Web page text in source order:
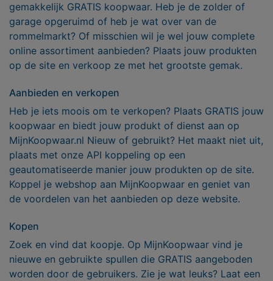
gemakkelijk GRATIS koopwaar. Heb je de zolder of
garage opgeruimd of heb je wat over van de
rommelmarkt? Of misschien wil je wel jouw complete
online assortiment aanbieden? Plaats jouw produkten
op de site en verkoop ze met het grootste gemak.
Aanbieden en verkopen
Heb je iets moois om te verkopen? Plaats GRATIS jouw
koopwaar en biedt jouw produkt of dienst aan op
MijnKoopwaar.nl Nieuw of gebruikt? Het maakt niet uit,
plaats met onze API koppeling op een
geautomatiseerde manier jouw produkten op de site.
Koppel je webshop aan MijnKoopwaar en geniet van
de voordelen van het aanbieden op deze website.
Kopen
Zoek en vind dat koopje. Op MijnKoopwaar vind je
nieuwe en gebruikte spullen die GRATIS aangeboden
worden door de gebruikers. Zie je wat leuks? Laat een